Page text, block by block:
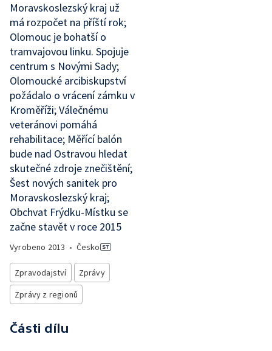
Moravskoslezský kraj už
má rozpočet na příští rok;
Olomouc je bohatší o
tramvajovou linku. Spojuje
centrum s Novými Sady;
Olomoucké arcibiskupství
požádalo o vrácení zámku v
Kroměříži; Válečnému
veteránovi pomáhá
rehabilitace; Měřící balón
bude nad Ostravou hledat
skutečné zdroje znečištění;
Šest nových sanitek pro
Moravskoslezský kraj;
Obchvat Frýdku-Místku se
začne stavět v roce 2015
Vyrobeno 2013 • Česko
Zpravodajství
Zprávy
Zprávy z regionů
Části dílu